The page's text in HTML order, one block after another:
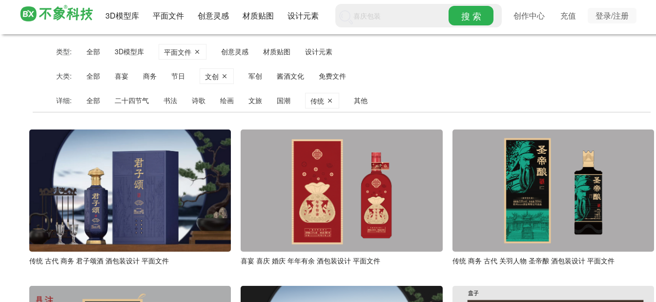
3D模型库 平面文件 创意灵感 材质贴图 设计元素 搜 索 创作中心 充值 登录/注册
类型: 全部 3D模型库 平面文件 创意灵感 材质贴图 设计元素
大类: 全部 喜宴 商务 节日 文创 军创 酱酒文化 免费文件
详细: 全部 二十四节气 书法 诗歌 绘画 文旅 国潮 传统 其他
传统 古代 商务 君子颂酒 酒包装设计 平面文件 喜宴 喜庆 婚庆 年年有余 酒包装设计 平面文件 传统 商务 古代 关羽人物 圣帝酿 酒包装设计 平面文件